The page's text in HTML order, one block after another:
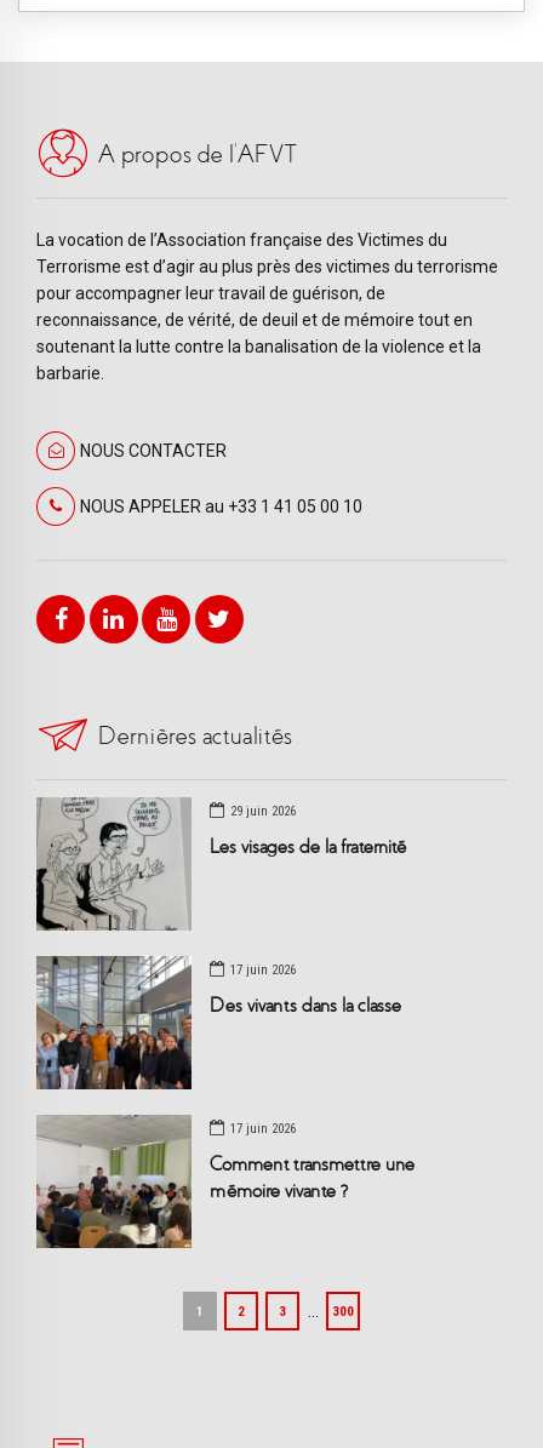
A propos de l’AFVT
La vocation de l’Association française des Victimes du
Terrorisme est d’agir au plus près des victimes du terrorisme
pour accompagner leur travail de guérison, de
reconnaissance, de vérité, de deuil et de mémoire tout en
soutenant la lutte contre la banalisation de la violence et la
barbarie.
NOUS CONTACTER
NOUS APPELER au +33 1 41 05 00 10
Dernières actualités
29 juin 2026
Les visages de la fraternité
17 juin 2026
Des vivants dans la classe
17 juin 2026
Comment transmettre une
mémoire vivante ?
1 2 3 300